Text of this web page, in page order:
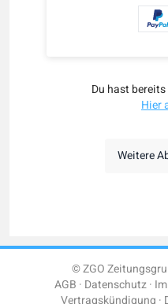
Du hast bereits
Hier
Weitere
© ZGO
AGB Datenschutz
Vertragskündigung